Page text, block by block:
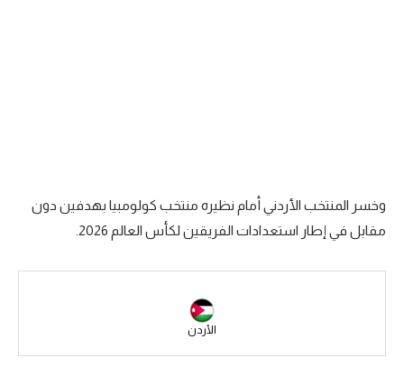
سعودي في الجول
الدوري الإنجليزي
وخسر المنتخب الأردني أمام نظيره منتخب كولومبيا بهدفين دون
مقابل في إطار استعدادات الفريقين لكأس العالم 2026.
الأردن